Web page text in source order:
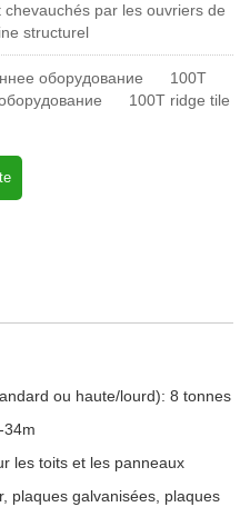
par les ouvriers de
structurel
оборудование
100T
100T ridge tile
ou haute/lourd): 8 tonnes
34m
les toits et les panneaux
plaques galvanisées, plaques